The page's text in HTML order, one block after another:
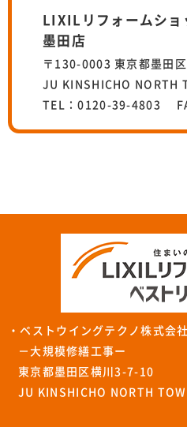
LIXILリフォームシ
墨田店
〒130-0003 東京都墨田
JU KINSHICHO NORTH
TEL：0120-39-4803
・ベストウイングテクノ株式会
－大規模修繕工事ー
東京都墨田区横川3-7-10
JU KINSHICHO NORTH